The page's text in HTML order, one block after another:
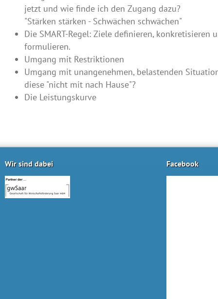
jetzt und wie finde ich den Zugang dazu?
"Stärken stärken - Schwächen schwächen"
Die SMART-Regel: Ziele definieren, konkretisieren
formulieren.
Umgang mit Restriktionen
Umgang mit unangenehmen, belastenden
diese "nicht mit nach Hause"?
Die Leistungskurve
Wir sind dabei Facebook
jederzeit wieder eine Veranstaltung